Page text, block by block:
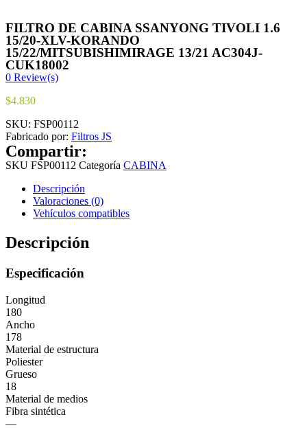
FILTRO DE CABINA SSANYONG TIVOLI 1.6
15/20-XLV-KORANDO
15/22/MITSUBISHIMIRAGE 13/21 AC304J-
CUK18002
0 Review(s)
$4.830
SKU: FSP00112
Fabricado por: Filtros JS
Compartir:
SKU FSP00112 Categoría CABINA
Descripción
Valoraciones (0)
Vehículos compatibles
Descripción
Especificación
Longitud
180
Ancho
178
Material de estructura
Poliester
Grueso
18
Material de medios
Fibra sintética
—